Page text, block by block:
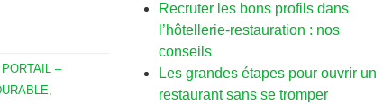
–
Recruter les bons profils dans
l’hôtellerie-restauration : nos
conseils
Les grandes étapes pour ouvrir un
restaurant sans se tromper